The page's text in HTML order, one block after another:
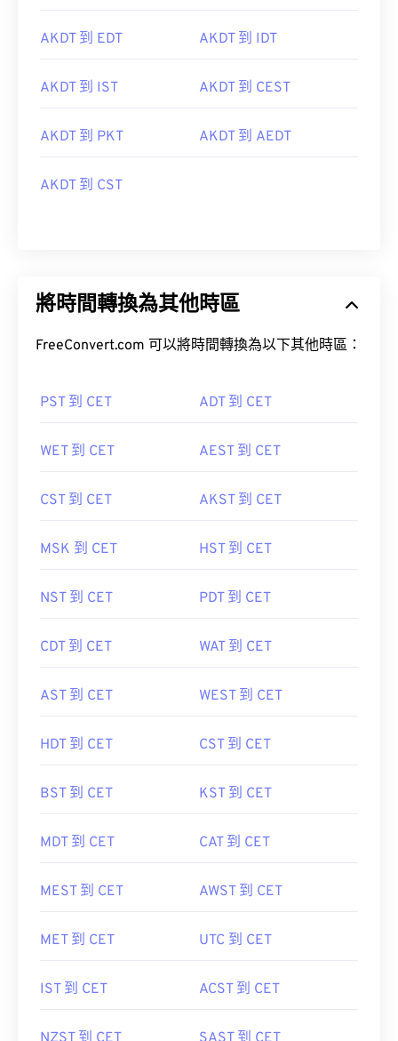
AKDT 到 EDT AKDT 到 IDT
AKDT 到 IST AKDT 到 CEST
AKDT 到 PKT AKDT 到 AEDT
AKDT 到 CST
將時間轉換為其他時區
FreeConvert.com 可以將時間轉換為以下其他時區：
PST 到 CET ADT 到 CET
WET 到 CET AEST 到 CET
CST 到 CET AKST 到 CET
MSK 到 CET HST 到 CET
NST 到 CET PDT 到 CET
CDT 到 CET WAT 到 CET
AST 到 CET WEST 到 CET
HDT 到 CET CST 到 CET
BST 到 CET KST 到 CET
MDT 到 CET CAT 到 CET
MEST 到 CET AWST 到 CET
MET 到 CET UTC 到 CET
IST 到 CET ACST 到 CET